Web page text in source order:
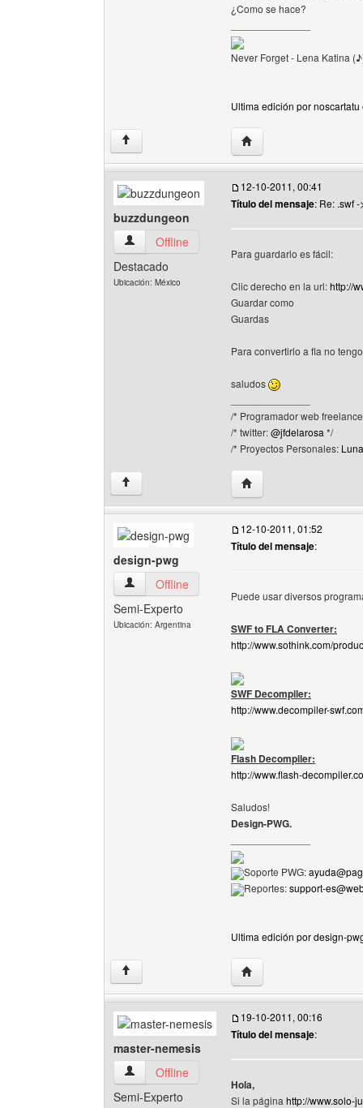
¿Como se hace?
Never Forget - Lena Katina
Ultima edición por
↑ Visitar sitio web del
buzzdungeon
buzzdungeon Ver perfil del usuario
Offline
Destacado
Ubicación: México
12-10-2011, 00:41
Título del mensaje: Re: .swf
Para guardarlo es fácil:
Clic derecho en la url:http://
Guardar como
Guardas
Para convertirlo a fla no
saludos
/* Programador web
/* twitter:@jfdelarosa */
/* Proyectos Personales:
↑ Visitar sitio web del
design-pwg
design-pwg Ver perfil del usuario
Offline
Semi-Experto
Ubicación: Argentina
12-10-2011, 01:52
Título del mensaje:
Puede usar diversos
SWF to FLA Converter:
http://www.sothink.com/
SWF Decompiler:
http://www.decompiler-
Flash Decompiler:
http://www.flash-
Saludos!
Design-PWG.
Soporte PWG:
Reportes:support-
Ultima edición por design-
↑ Visitar sitio web del
master-nemesis
master-nemesis Ver perfil del usuario
Offline
Semi-Experto
19-10-2011, 00:16
Título del mensaje:
Hola,
Si la página http://www.solo-